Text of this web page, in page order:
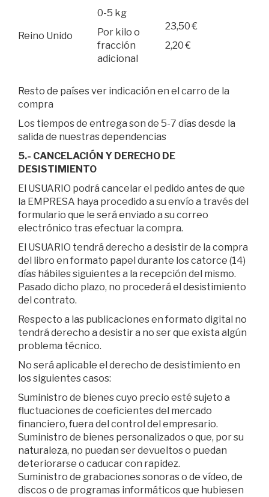
Reino Unido
0-5 kg
Por kilo o
fracción
adicional
23,50 €
2,20 €
Resto de países ver indicación en el carro de la
compra
Los tiempos de entrega son de 5-7 días desde la
salida de nuestras dependencias
5.- CANCELACIÓN Y DERECHO DE
DESISTIMIENTO
El USUARIO podrá cancelar el pedido antes de que
la EMPRESA haya procedido a su envío a través del
formulario que le será enviado a su correo
electrónico tras efectuar la compra.
El USUARIO tendrá derecho a desistir de la compra
del libro en formato papel durante los catorce (14)
días hábiles siguientes a la recepción del mismo.
Pasado dicho plazo, no procederá el desistimiento
del contrato.
Respecto a las publicaciones en formato digital no
tendrá derecho a desistir a no ser que exista algún
problema técnico.
No será aplicable el derecho de desistimiento en
los siguientes casos:
Suministro de bienes cuyo precio esté sujeto a
fluctuaciones de coeficientes del mercado
financiero, fuera del control del empresario.
Suministro de bienes personalizados o que, por su
naturaleza, no puedan ser devueltos o puedan
deteriorarse o caducar con rapidez.
Suministro de grabaciones sonoras o de vídeo, de
discos o de programas informáticos que hubiesen